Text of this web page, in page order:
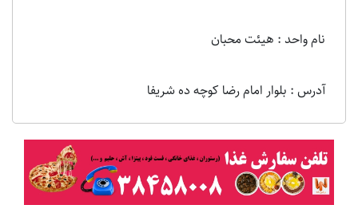
نام واحد : هیئت محبان
آدرس : بلوار امام رضا کوچه ده شریفا